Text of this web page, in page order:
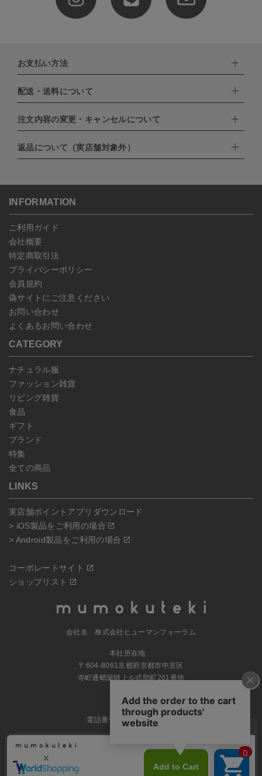
お支払い方法
下記お支払い方法よりお選びいただけます。
・クレジットカード（VISA,mastercard,JCB,AMERICAN
EXPRESS,Diners Club）
・PayPay
・NP後払い
配送・送料について
配達業者：日本郵便
北海道：1,400円
沖縄：1,400円
注文内容の変更・キャンセルについて
ご注文日当日から翌日のAM9:00までにご連絡頂いた場合はキャン
セルは可能です。
ンセルしていただいた後、ご希望の商品のみ再度ご注文お願いしま
予約商品など一部キャンセルが出来ない場合がございます。あらか
じめご了承ください。
返品について（実店舗対象外）
こちらよりご依頼ください。
INFORMATION
ご利用ガイド
会社概要
特定商取引法
プライバシーポリシー
会員規約
偽サイトにご注意ください
お問い合わせ
よくあるお問い合わせ
CATEGORY
ナチュラル服
ファッション雑貨
リビング雑貨
食品
ギフト
ブランド
特集
全ての商品
LINKS
実店舗ポイントアプリダウンロード
> iOS製品をご利用の場合
> Android製品をご利用の場合
コーポレートサイト
ショップリスト
会社名 株式会社ヒューマンフォーラム
本社所在地
〒604-8061京都府京都市中京区
寺町通蛸薬師上ル式部町261番地
MAP
電話番号 070-5504-0806
営業時間 11:00～17:30（土日休業）